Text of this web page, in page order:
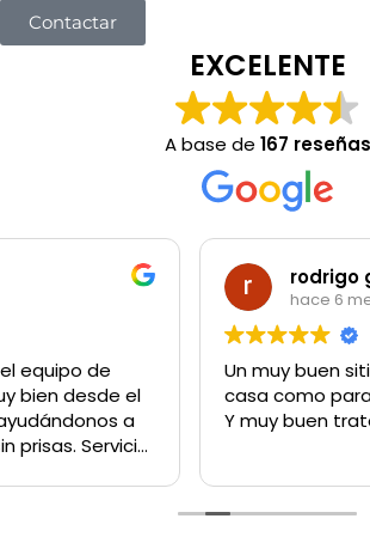
Contactar
EXCELENTE
A base de 167 reseñas
rodrigo garibotti
Un muy buen sitio para comprar lo q
casa como para un negocio
Y muy buen trato del personal